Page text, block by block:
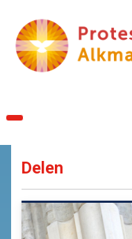
Delen